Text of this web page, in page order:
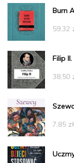
Burn
59,32
Filip
38,50
7,85 zł